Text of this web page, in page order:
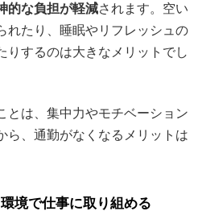
的な負担が軽減されます。空い
れたり、睡眠やリフレッシュの
りするのは大きなメリットでし
とは、集中力やモチベーション
ら、通勤がなくなるメリットは
境で仕事に取り組める